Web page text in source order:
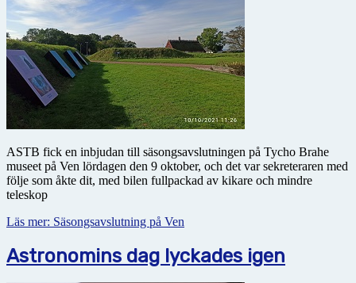
ASTB fick en inbjudan till säsongsavslutningen på Tycho Brahe
museet på Ven lördagen den 9 oktober, och det var sekreteraren med
följe som åkte dit, med bilen fullpackad av kikare och mindre
teleskop
Läs mer: Säsongsavslutning på Ven
Astronomins dag lyckades igen